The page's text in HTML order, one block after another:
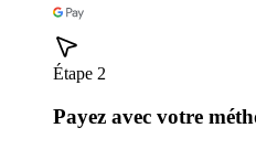
Étape 2
Payez avec votre